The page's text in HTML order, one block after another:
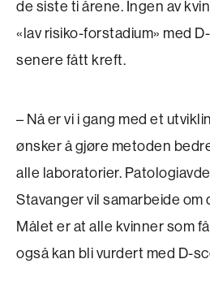
de siste ti årene. Ingen av
«lav risiko-forstadium» med
senere fått kreft.
– Nå er vi i gang med et
ønsker å gjøre metoden
alle laboratorier.
Stavanger vil samarbeide
Målet er at alle kvinner som
også kan bli vurdert med D-